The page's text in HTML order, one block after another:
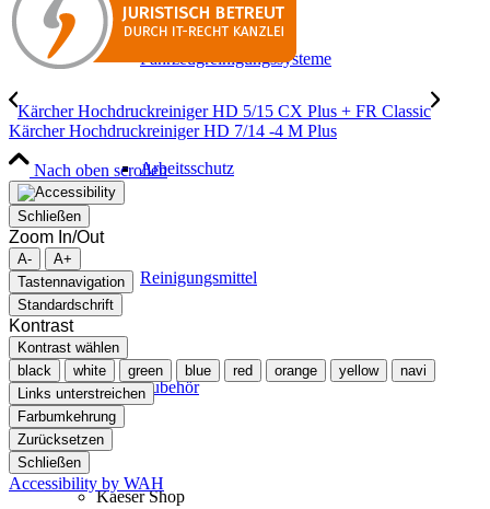
Fahrzeugreinigungssysteme
Arbeitsschutz
Reinigungsmittel
Zubehör
Kaeser Shop
Kärcher Hochdruckreiniger HD 5/15 CX Plus + FR Classic
Kärcher Hochdruckreiniger HD 7/14 -4 M Plus
Nach oben scrollen
Schließen
Zoom In/Out
A-
A+
Tastennavigation
Standardschrift
Kontrast
Kontrast wählen
black
white green blue red orange yellow
navi
Links unterstreichen
Farbumkehrung
Zurücksetzen
Schließen
Accessibility by WAH